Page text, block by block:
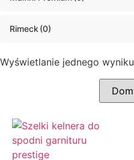
Rimeck (0)
Wyświetlanie jednego wyniku